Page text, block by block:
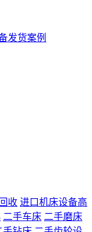
发货案例
收 进口机床设备高
二手车床 二手磨床